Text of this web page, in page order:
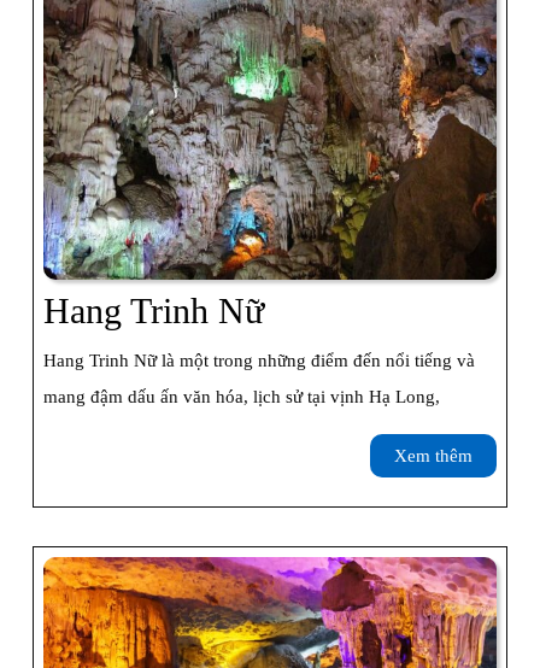
Hang Trinh NữHang
Trinh
Nữ
Hang Trinh Nữ là một trong những điểm đến nổi tiếng và
mang đậm dấu ấn văn hóa, lịch sử tại vịnh Hạ Long,
Xem thêm
thêm